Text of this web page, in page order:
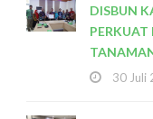
DISBUN
PERKUAT
30 Juli